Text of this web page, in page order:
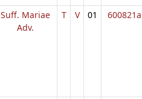
Suff. Mariae
Adv.
T V 01 600821a